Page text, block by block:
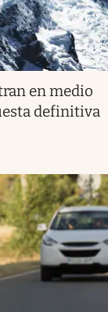
en medio
definitiva